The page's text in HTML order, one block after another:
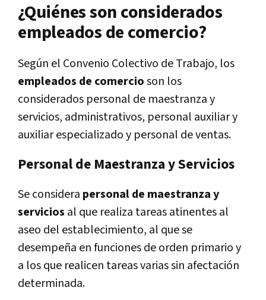
¿Quiénes son considerados
empleados de comercio?
Según el Convenio Colectivo de Trabajo, los
empleados de comercioson los
considerados personal de maestranza y
servicios, administrativos, personal auxiliar y
auxiliar especializado y personal de ventas.
Personal de Maestranza y Servicios
Se considera personal de maestranza y
servicios al que realiza tareas atinentes al
aseo del establecimiento, al que se
desempeña en funciones de orden primario y
a los que realicen tareas varias sin afectación
determinada.